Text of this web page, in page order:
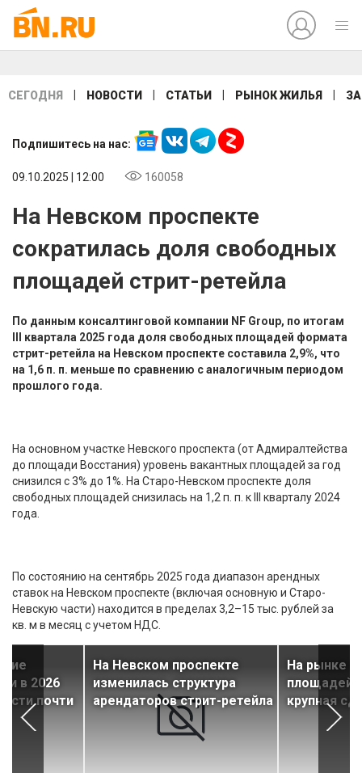
СЕГОДНЯ НОВОСТИ СТАТЬИ РЫНОК ЖИЛЬЯ
Подпишитесь на нас:
09.10.2025 | 12:00 160058
На Невском проспекте
сократилась доля свободных
площадей стрит-ретейла
По данным консалтинговой компании NF Group, по итогам
III квартала 2025 года доля свободных площадей формата
стрит-ретейла на Невском проспекте составила 2,9%, что
на 1,6 п. п. меньше по сравнению с аналогичным периодом
прошлого года.
На основном участке Невского проспекта (от Адмиралтейства
до площади Восстания) уровень вакантных площадей за год
снизился с 3% до 1%. На Старо-Невском проспекте доля
свободных площадей снизилась на 1,2 п. п. к III кварталу 2024
года.
По состоянию на сентябрь 2025 года диапазон арендных
ставок на Невском проспекте (включая основную и Старо-
Невскую части) находится в пределах 3,2–15 тыс. рублей за
кв. м в месяц с учетом НДС.
в 2026
почти
На Невском проспекте
изменилась структура
арендаторов стрит-ретейла
На рынке
площадей
крупная